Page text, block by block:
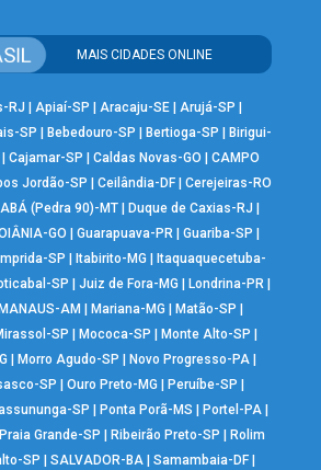
MAIS CIDADES ONLINE
RJ | Apiaí-SP | Aracaju-SE| Arujá-SP |
SP | Bebedouro-SP | Bertioga-SP | Birigui-
|Cajamar-SP |Caldas Novas-GO |CAMPO
Jordão-SP | Ceilândia-DF| Cerejeiras-RO
(Pedra 90)-MT| Duque de Caxias-RJ |
GO |Guarapuava-PR |Guariba-SP |
SP |Itabirito-MG |Itaquaquecetuba-
SP |Juiz de Fora-MG |Londrina-PR |
AM |Mariana-MG |Matão-SP |
SP |Mococa-SP |Monte Alto-SP |
|Morro Agudo-SP |Novo Progresso-PA |
SP |Ouro Preto-MG |Peruíbe-SP |
SP | Ponta Porã-MS | Portel-PA|
Praia Grande-SP | Ribeirão Preto-SP | Rolim
SP |SALVADOR-BA |Samambaia-DF |